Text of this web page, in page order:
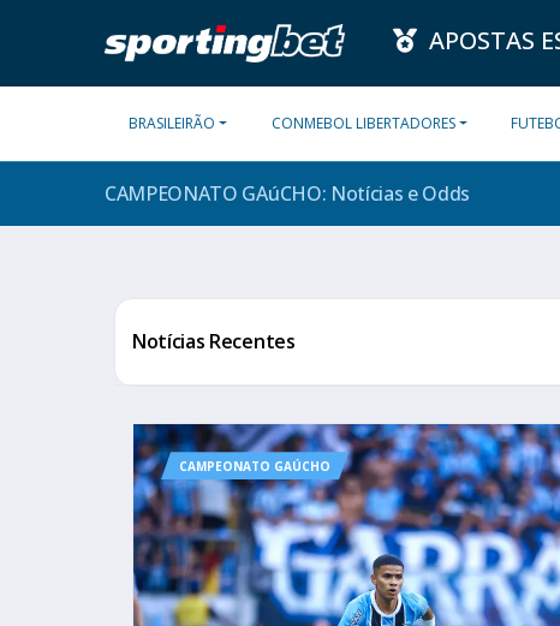
APOSTAS
BRASILEIRÃO CONMEBOL LIBERTADORES
CAMPEONATO GAúCHO: Notícias eOdds
Notícias Recentes
CAMPEONATO GAÚCHO